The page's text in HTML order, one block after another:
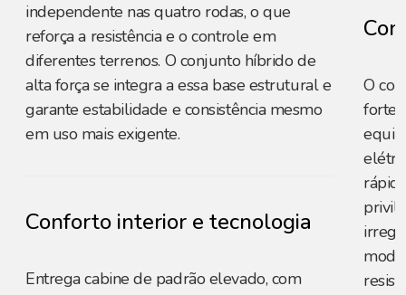
independente nas quatro rodas, o que
reforça a resistência e o controle em
diferentes terrenos. O conjunto híbrido de
alta força se integra a essa base estrutural e
garante estabilidade e consistência mesmo
em uso mais exigente.
Conforto interior e tecnologia
Entrega cabine de padrão elevado, com
O
forte